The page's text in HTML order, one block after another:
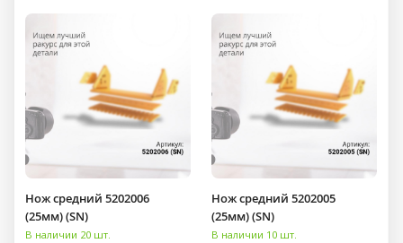
Нож средний 5202006
(25мм) (SN)
В наличии 20 шт.
Нож средний 5202005
(25мм) (SN)
В наличии 10 шт.